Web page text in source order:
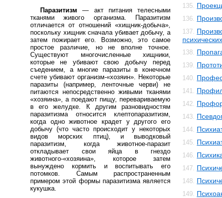
Паразитизм — акт питания телесными
тканями живого организма. Паразитизм
отличается от отношений «хищник-добыча»,
поскольку хищник сначала убивает добычу, а
затем пожирает его. Возможно, это самое
простое различие, но не вполне точное.
Существуют многочисленные хищники,
которые не убивают свою добычу перед
съедением, а многие паразиты в конечном
счете убивают организм-«хозяин». Некоторые
паразиты (например, ленточные черви) не
питаются непосредственно живыми тканями
«хозяина», а поедают пищу, перевариваемую
в его желудке. К другим разновидностям
паразитизма относится клептопаразитизм,
когда одно животное крадет у другого его
добычу (что часто происходит у некоторых
видов морских птиц), и выводковый
паразитизм, когда животное-паразит
откладывает свои яйца в гнездо
животного-«хозяина», которое затем
вынуждено кормить и воспитывать его
потомков. Самым распространенным
примером этой формы паразитизма является
кукушка.
135.
136.
137.
138.
139.
140.
141.
142.
143.
144.
145.
146.
147.
148.
149.